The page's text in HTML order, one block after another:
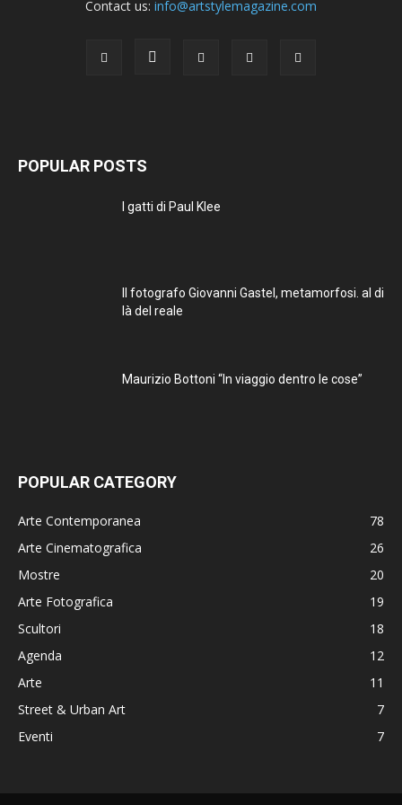
Contact us: info@artstylemagazine.com
POPULAR POSTS
I gatti di Paul Klee
Il fotografo Giovanni Gastel, metamorfosi. al di
là del reale
Maurizio Bottoni “In viaggio dentro le cose”
POPULAR CATEGORY
Arte Contemporanea
78
Arte Cinematografica
26
Mostre
20
Arte Fotografica
19
Scultori
18
Agenda
12
Arte
11
Street & Urban Art
7
Eventi
7